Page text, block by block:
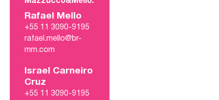
Rafael Mello
+55 11 3090-9195
rafael.mello@br-
mm.com
Israel Carneiro
Cruz
+55 11 3090-9195